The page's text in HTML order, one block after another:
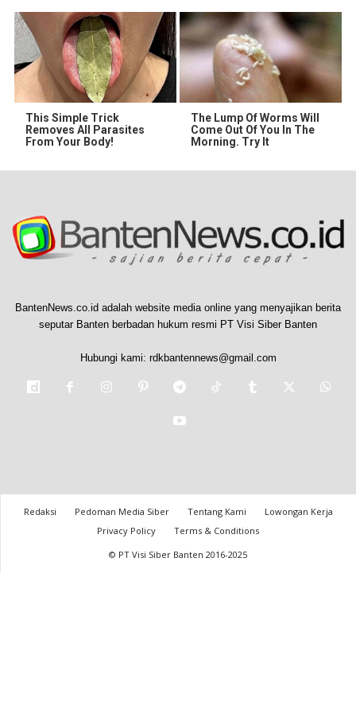
This Simple Trick
Removes All Parasites
From Your Body!
The Lump Of Worms Will
Come Out Of You In The
Morning. Try It
BantenNews.co.id adalah website media online yang menyajikan berita
seputar Banten berbadan hukum resmi PT Visi Siber Banten
Hubungi kami: rdkbantennews@gmail.com
Redaksi Pedoman Media Siber Tentang Kami
Lowongan Kerja
Privacy Policy
Terms & Conditions
© PT Visi Siber Banten 2016-2025